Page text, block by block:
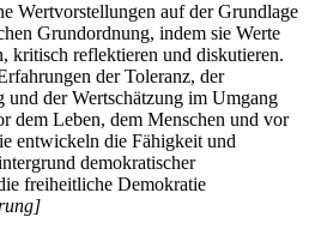
Wertvorstellungen auf der Grundlage
Grundordnung, indem sie Werte
kritisch reflektieren und diskutieren.
der Toleranz, der
der Wertschätzung im Umgang
dem Leben, dem Menschen und vor
entwickeln die Fähigkeit und
demokratischer
freiheitliche Demokratie